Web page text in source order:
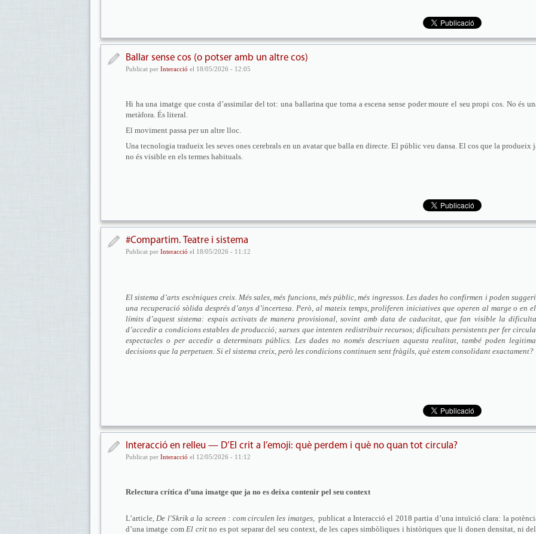
Ballar sense cos (o potser amb un altre cos)
Publicat per Interacció el 18/05/2026 - 12:05
Hi ha una imatge que costa d’assimilar del tot: una ballarina que torna a escena sense poder moure el seu propi cos. No és
metàfora. És literal.
El moviment passa per un altre lloc.
Una tecnologia tradueix les seves ones cerebrals en un avatar que balla en directe. El públic veu dansa. El cos que la produeix
no és visible en els termes habituals.
#Compartim. Teatre i sistema
Publicat per Interacció el 18/05/2026 - 11:12
El sistema d’arts escèniques creix. Més sales, més funcions, més públic, més ingressos. Les dades ho confirmen i poden
una recuperació sòlida després d’anys d’incertesa. Però, al mateix temps, proliferen iniciatives que operen al marge o en
límits d’aquest sistema: espais activats de manera provisional, sovint amb data de caducitat, que fan visible la
d’accedir a condicions estables de producció; xarxes que intenten redistribuir recursos; dificultats persistents per fer
espectacles o per accedir a determinats públics. Les dades no només descriuen aquesta realitat, també poden
decisions que la perpetuen. Si el sistema creix, però les condicions continuen sent fràgils, què estem consolidant exactament?
Interacció en relleu — D’El crit a l’emoji: què perdem i què no quan tot circula?
Publicat per Interacció el 12/05/2026 - 11:12
Relectura crítica d’una imatge que ja no es deixa contenir pel seu context
L’article, De l'Skrik a la screen : com circulen les imatges, publicat a Interacció el 2018 partia d’una intuïció clara: la
d’una imatge com El critno es pot separar del seu context, de les capes simbòliques i històriques que li donen densitat, ni